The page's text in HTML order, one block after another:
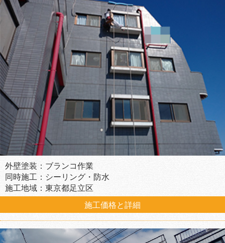
外壁塗装：ブランコ作業
同時施工：シーリング・防水
施工地域：東京都足立区
施工価格と詳細